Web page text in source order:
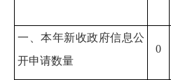
一、本年新收政府信息公
开申请数量
0